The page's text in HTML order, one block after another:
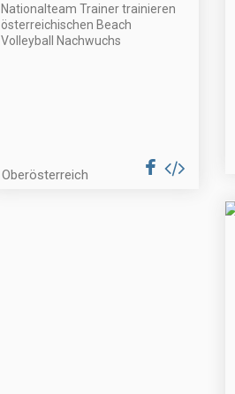
Nationalteam Trainer trainieren
österreichischen Beach
Volleyball Nachwuchs
Oberösterreich